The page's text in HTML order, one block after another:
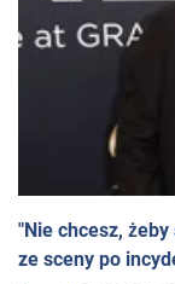
"Nie chcesz,
ze sceny po